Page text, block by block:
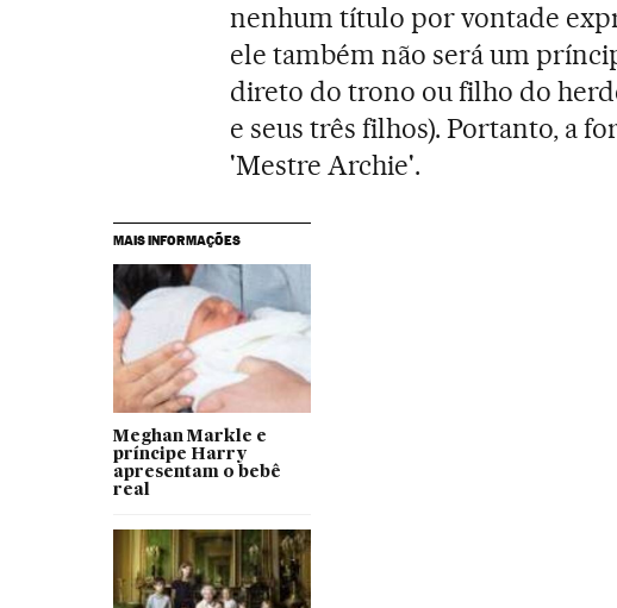
nenhum título por vontade
ele também não será um
direto do trono ou filho do
e seus três filhos). Portanto, a
'Mestre Archie'.
MAIS INFORMAÇÕES
Meghan Markle e
príncipe Harry
apresentam o bebê
real